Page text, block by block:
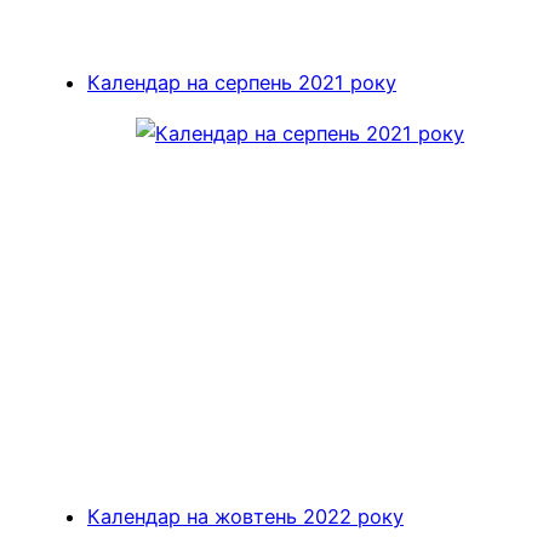
Календар на серпень 2021 року
Календар на жовтень 2022 року